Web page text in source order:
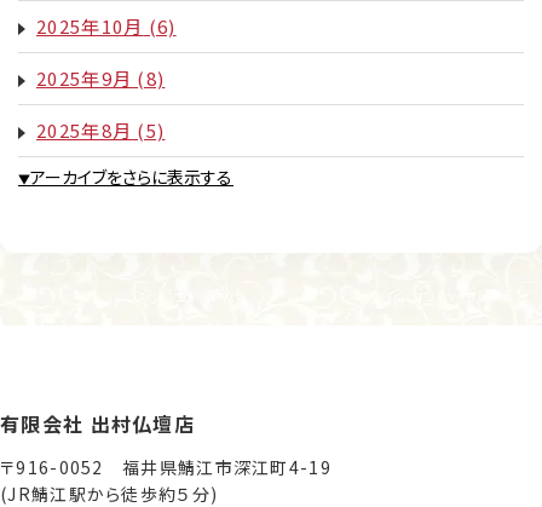
2025年10月 (6)
2025年9月 (8)
2025年8月 (5)
▼アーカイブをさらに表示する
有限会社 出村仏壇店
〒916-0052 福井県鯖江市深江町4-19
(JR鯖江駅から徒歩約５分)